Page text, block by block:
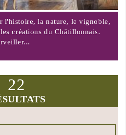
l'histoire, la nature, le vignoble,
créations du Châtillonnais.
22